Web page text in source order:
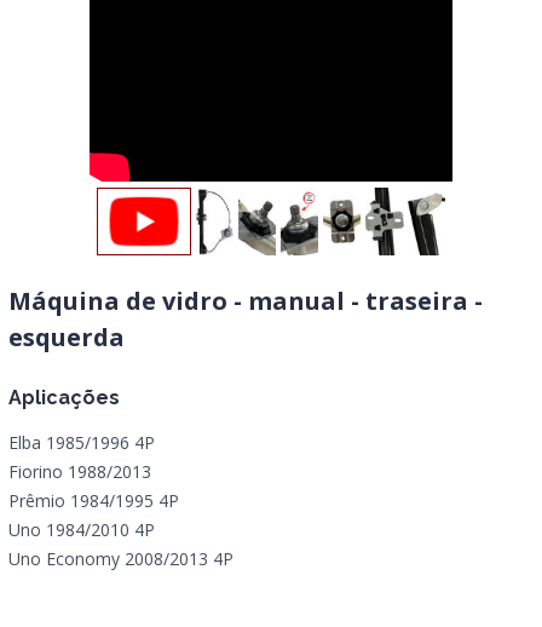
Máquina de vidro - manual - traseira -
esquerda
Aplicações
Elba 1985/1996 4P
Fiorino 1988/2013
Prêmio 1984/1995 4P
Uno 1984/2010 4P
Uno Economy 2008/2013 4P